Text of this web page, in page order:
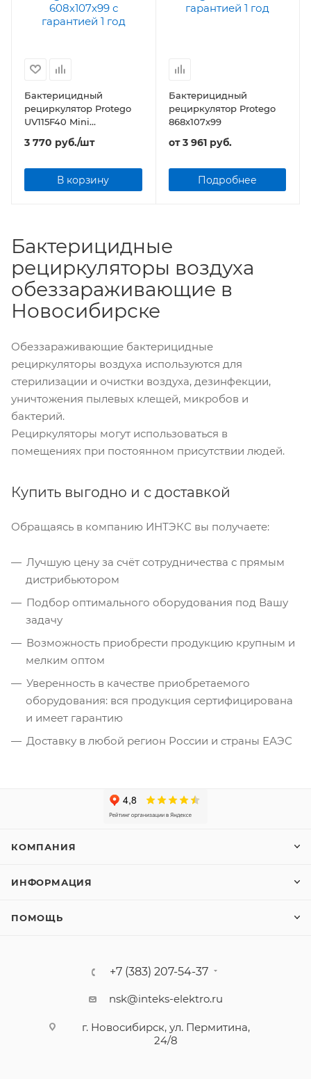
Бактерицидный
рециркулятор Protego
UV115F40 Mini
3 770 руб./шт
В корзину
Бактерицидный
рециркулятор Protego
868х107х99
от3 961 руб.
Подробнее
Бактерицидные
рециркуляторы воздуха
обеззараживающие в
Новосибирске
Обеззараживающие бактерицидные
рециркуляторы воздуха используются для
стерилизации и очистки воздуха, дезинфекции,
уничтожения пылевых клещей, микробов и
бактерий.
Рециркуляторы могут использоваться в
помещениях при постоянном присутствии людей.
Купить выгодно и с доставкой
Обращаясь в компанию ИНТЭКС вы получаете:
Лучшую цену за счёт сотрудничества с прямым
дистрибьютором
Подбор оптимального оборудования под Вашу
задачу
Возможность приобрести продукцию крупным и
мелким оптом
Уверенность в качестве приобретаемого
оборудования: вся продукция сертифицирована
и имеет гарантию
Доставку в любой регион России и страны ЕАЭС
КОМПАНИЯ
ИНФОРМАЦИЯ
ПОМОЩЬ
+7 (383) 207-54-37
nsk@inteks-elektro.ru
г. Новосибирск, ул. Пермитина,
24/8